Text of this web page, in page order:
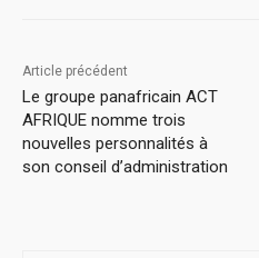
Article précédent
Le groupe panafricain ACT
AFRIQUE nomme trois
nouvelles personnalités à
son conseil d’administration